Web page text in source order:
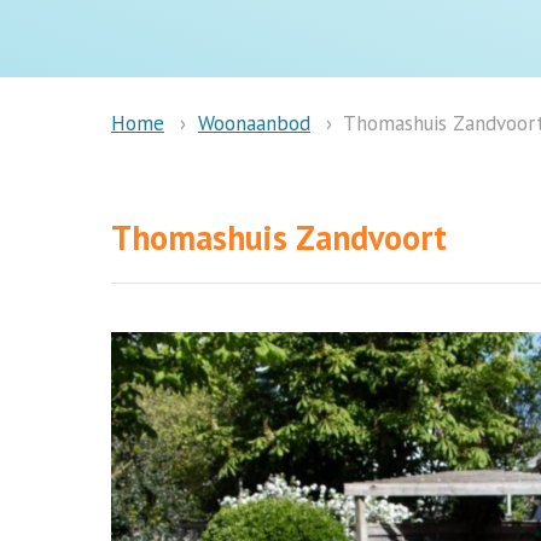
Home Woonaanbod Thomashuis
Thomashuis Zandvoort